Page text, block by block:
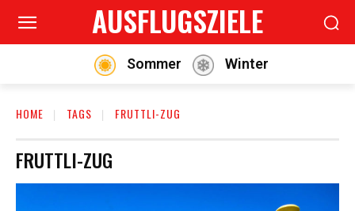
AUSFLUGSZIELE
Sommer Winter
HOME TAGS FRUTTLI-ZUG
FRUTTLI-ZUG